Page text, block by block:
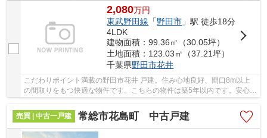
2,080万円
東武野田線 「野田市 」駅 徒歩18分
4LDK
建物面積：99.36㎡（30.05坪）
土地面積：123.03㎡（37.21坪）
千葉県野田市花井
こだわりポイント満載の野田市花井 戸建。住み心地良好、間口8m以上
の間取りをもつ快適な物件です。こちらの物件は築5年以内です。安心の
前面道路6m以上の条件を備えております。野田...
売買 | 中古一戸建
常総市花島町 中古戸建